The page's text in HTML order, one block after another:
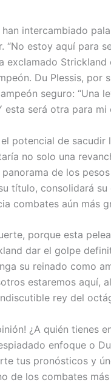
intercambiado
“No estoy aquí para
exclamado
Du Plessis, por
seguro: “Una
será otra para mi
potencial de
no solo una
de los
título, consolidará
combates aún más
porque esta
dar el golpe
su reinado como
estaremos aquí,
rey del
¿A quién tienes
enfoque o
tus pronósticos y
de los combates